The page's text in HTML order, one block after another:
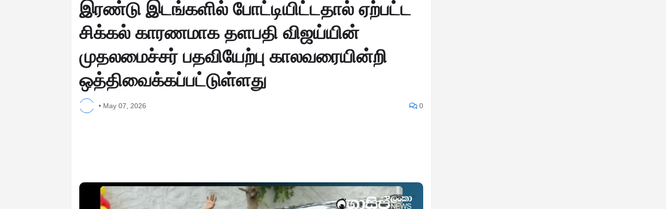
இரண்டு இடங்களில் போட்டியிட்டதால் ஏற்பட்ட
சிக்கல் காரணமாக தளபதி விஜய்யின்
முதலமைச்சர் பதவியேற்பு காலவரையின்றி
ஒத்திவைக்கப்பட்டுள்ளது
• May 07, 2026 0